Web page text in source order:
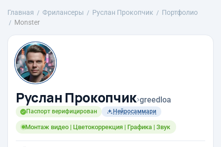
Главная Фрилансеры Руслан Прокопчик
Портфолио
Monster
Руслан Прокопчик›greedloa
Паспорт верифицирован Нейросаммари
Монтаж видео | Цветокоррекция | Графика | Звук